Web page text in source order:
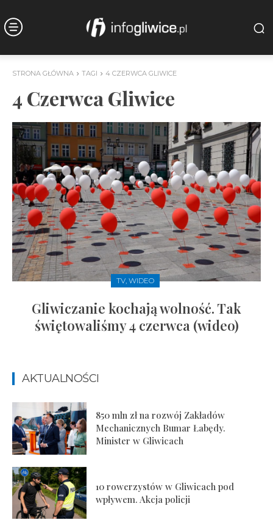
STRONA GŁÓWNA TAGI 4 CZERWCA GLIWICE
4 Czerwca Gliwice
TV, WIDEO
Gliwiczanie kochają wolność. Tak
świętowaliśmy 4 czerwca (wideo)
AKTUALNOŚCI
850 mln zł na rozwój Zakładów
Mechanicznych Bumar Łabędy.
Minister w Gliwicach
10 rowerzystów w Gliwicach pod
wpływem. Akcja policji